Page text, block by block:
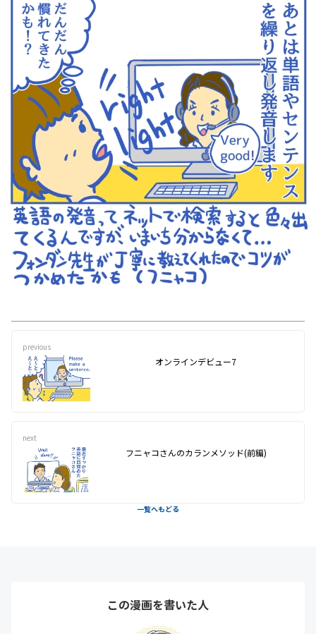
previous
オンラインデビュー7
next
フニャコさんのカランメソッド(前編)
一覧へもどる
この漫画を書いた人